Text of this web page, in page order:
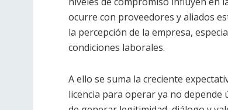
ocurre con proveedores y aliados
la percepción de la empresa,
condiciones laborales.
A ello se suma la creciente
licencia para operar ya no depende